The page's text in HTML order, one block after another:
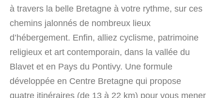
à travers la belle Bretagne à votre rythme, sur ces
chemins jalonnés de nombreux lieux
d’hébergement. Enfin, alliez cyclisme, patrimoine
religieux et art contemporain, dans la vallée du
Blavet et en Pays du Pontivy. Une formule
développée en Centre Bretagne qui propose
quatre itinéraires (de 13 à 22 km) pour vous mener